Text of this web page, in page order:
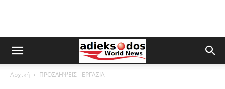
Αρχική ΠΡΟΣΛΗΨΕΙΣ - ΕΡΓΑΣΙΑ